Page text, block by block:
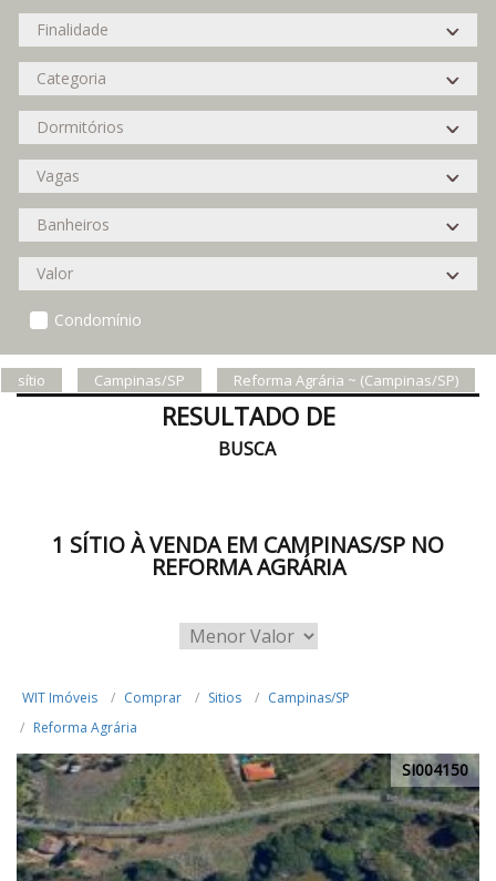
Condomínio
sítio Campinas/SP Reforma Agrária ~ (Campinas/SP)
RESULTADO DE
BUSCA
1 SÍTIO À VENDA EM CAMPINAS/SP NO
REFORMA AGRÁRIA
WIT Imóveis Comprar Sitios
Campinas/SP
Reforma Agrária
SI004150